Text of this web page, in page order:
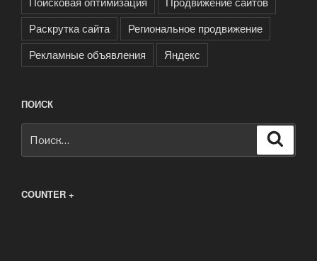
Раскрутка сайта
Региональное продвижение
Рекламные объявления
Яндекс
ПОИСК
COUNTER +